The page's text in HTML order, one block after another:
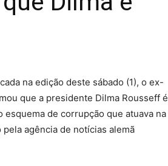
na edição deste sábado (1), o ex-
que a presidente Dilma Rousseff é
esquema de corrupção que atuava na
agência de notícias alemã